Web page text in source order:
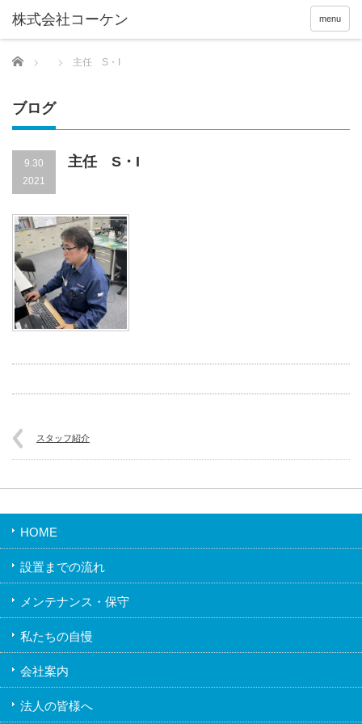
menu
Home 主任 S・I
ブログ
9.30
2021
主任 S・I
スタッフ紹介
HOME
設置までの流れ
メンテナンス・保守
私たちの自慢
会社案内
法人の皆様へ